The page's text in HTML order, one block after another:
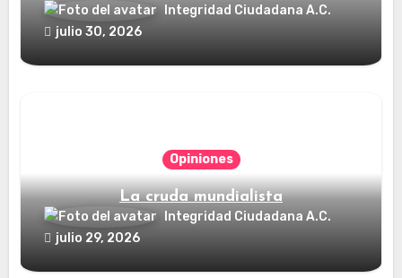
Integridad Ciudadana A.C.
julio 30, 2026
Opiniones
La cruda mundialista
Integridad Ciudadana A.C.
julio 29, 2026